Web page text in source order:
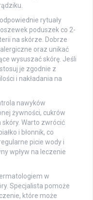
rytuały
poduszek co 2-
na skórze. Dobrze
oraz unikać
wysuszać skórę. Jeśli
je zgodnie z
i nakładania na
nawyków
żywności, cukrów
skóry. Warto zwrócić
i błonnik, co
picie wody i
wpływ na leczenie
w
Specjalista pomoże
które może